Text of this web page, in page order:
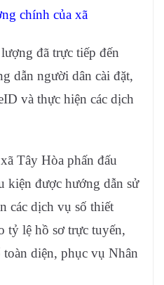
chính của xã
đã trực tiếp đến
dẫn người dân cài đặt,
và thực hiện các dịch
Tây Hòa phấn đấu
kiện được hướng dẫn sử
các dịch vụ số thiết
tỷ lệ hồ sơ trực tuyến,
diện, phục vụ Nhân